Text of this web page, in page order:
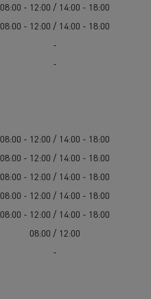
08:00 - 12:00 / 14:00 - 18:00
08:00 - 12:00 / 14:00 - 18:00
-
-
08:00 - 12:00 / 14:00 - 18:00
08:00 - 12:00 / 14:00 - 18:00
08:00 - 12:00 / 14:00 - 18:00
08:00 - 12:00 / 14:00 - 18:00
08:00 - 12:00 / 14:00 - 18:00
08:00 / 12:00
-